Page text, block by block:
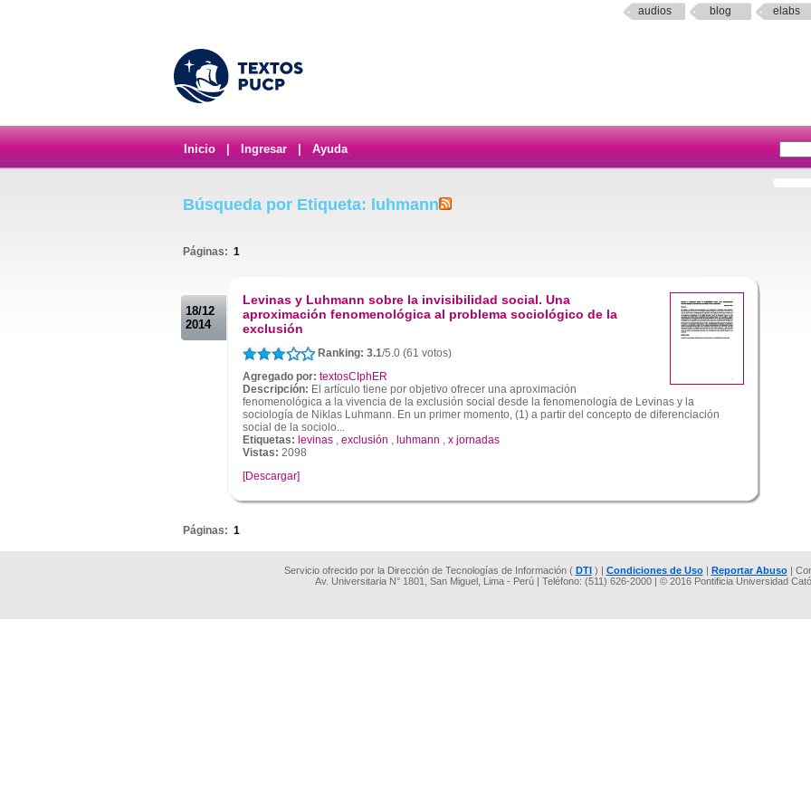
audios blog elabs
Inicio Ingresar Ayuda
Búsqueda por Etiqueta: luhmann
Páginas: 1
18/12
2014
Levinas y Luhmann sobre la invisibilidad social. Una
aproximación fenomenológica al problema sociológico de la
exclusión
Ranking: 3.1/5.0 (61 votos)
Agregado por: textosCIphER
Descripción: El artículo tiene por objetivo ofrecer una aproximación
fenomenológica a la vivencia de la exclusión social desde la fenomenología de Levinas y la
sociología de Niklas Luhmann. En un primer momento, (1) a partir del concepto de diferenciación
social de la sociolo...
Etiquetas: levinas , exclusión , luhmann , x jornadas
Vistas: 2098
[Descargar]
Páginas: 1
Servicio ofrecido por la Dirección de Tecnologías de Información ( DTI) | Condiciones de Uso| Reportar Abuso|
Av. Universitaria N° 1801, San Miguel, Lima - Perú | Teléfono: (511) 626-2000 | © 2016 Pontificia Universidad